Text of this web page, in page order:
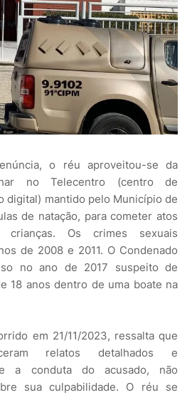
o réu aproveitou-se da
no Telecentro (centro de
digital) mantido pelo Município de
de natação, para cometer atos
crianças. Os crimes sexuais
de 2008 e 2011. O Condenado
no ano de 2017 suspeito de
18 anos dentro de uma boate na
em 21/11/2023, ressalta que
relatos detalhados e
a conduta do acusado, não
sua culpabilidade. O réu se